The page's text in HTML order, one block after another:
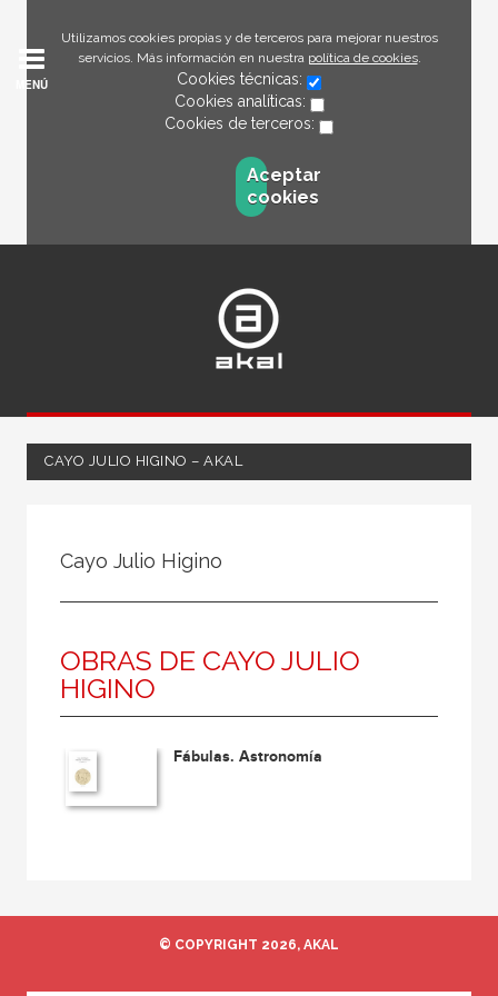
Utilizamos cookies propias y de terceros para mejorar nuestros
servicios. Más información en nuestra política de cookies.
Cookies técnicas:
Cookies analíticas:
Cookies de terceros:
Aceptar
cookies
MENÚ
CAYO JULIO HIGINO – AKAL
Coordinador
Editor
Escritor
Escritora
Traductor
Cayo Julio Higino
OBRAS DE CAYO JULIO
HIGINO
Fábulas. Astronomía
© COPYRIGHT 2026, AKAL